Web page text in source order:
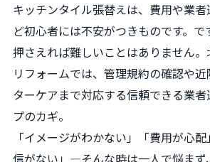
キッチンタイル張替えは、費用や業
ど初心者には不安がつきものです。
押さえれば難しいことはありません
リフォームでは、管理規約の確認や
ターケアまで対応する信頼できる業
プのカギ。
「イメージがわかない」「費用が心
信がない」—そんな時は一人で悩まず